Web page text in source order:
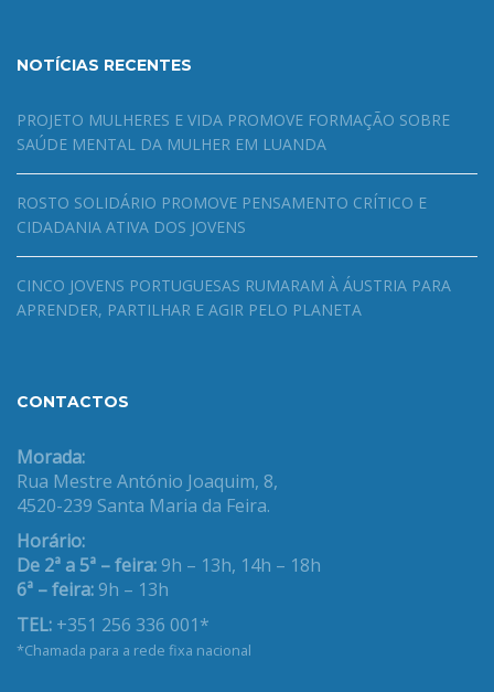
NOTÍCIAS RECENTES
PROJETO MULHERES E VIDA PROMOVE FORMAÇÃO SOBRE
SAÚDE MENTAL DA MULHER EM LUANDA
ROSTO SOLIDÁRIO PROMOVE PENSAMENTO CRÍTICO E
CIDADANIA ATIVA DOS JOVENS
CINCO JOVENS PORTUGUESAS RUMARAM À ÁUSTRIA PARA
APRENDER, PARTILHAR E AGIR PELO PLANETA
CONTACTOS
Morada:
Rua Mestre António Joaquim, 8,
4520-239 Santa Maria da Feira.
Horário:
De 2ª a 5ª – feira: 9h – 13h, 14h – 18h
6ª – feira: 9h – 13h
TEL: +351 256 336 001*
*Chamada para a rede fixa nacional